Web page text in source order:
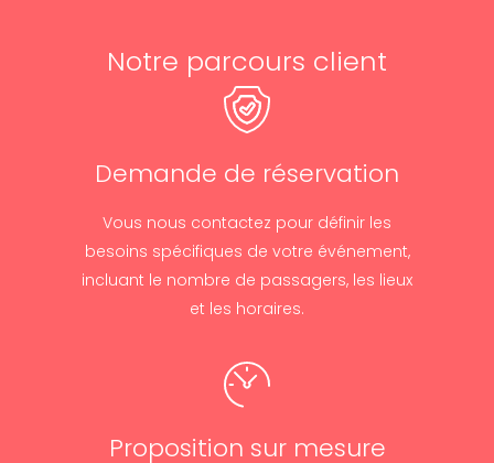
Notre parcours client
Demande de réservation
Vous nous contactez pour définir les
besoins spécifiques de votre événement,
incluant le nombre de passagers, les lieux
et les horaires.
Proposition sur mesure